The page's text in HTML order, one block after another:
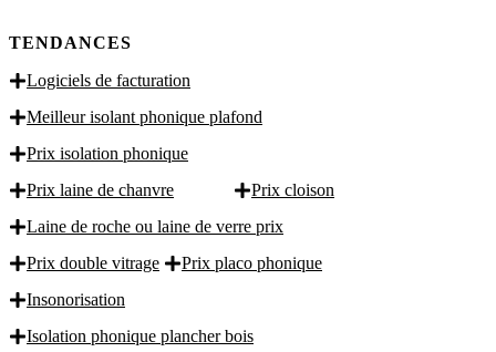
TENDANCES
Logiciels de facturation
Meilleur isolant phonique plafond
Prix isolation phonique
Prix laine de chanvre
Prix cloison
Laine de roche ou laine de verre prix
Prix double vitrage
Prix placo phonique
Insonorisation
Isolation phonique plancher bois